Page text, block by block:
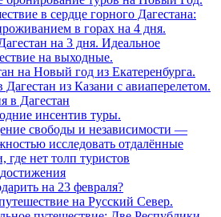
в сердце горного Дагестана:
в горах на 4 дня.
на 3 дня. Идеальное
на выходные.
на Новый год из Екатеренбурга.
Дагестан из Казани с авиаперелетом.
в Дагестан
инсентив туры.
свободы и независимости —
исследовать отдалённые
где нет толп туристов
на 23 февраля?
на Русский Север.